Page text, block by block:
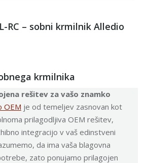
RC – sobni krmilnik Alledio
krmilnika
rešitev za vašo znamko
OEM je od temeljev zasnovan kot
prilagodljiva OEM rešitev,
integracijo v vaš edinstveni
da ima vaša blagovna
zato ponujamo prilagojen